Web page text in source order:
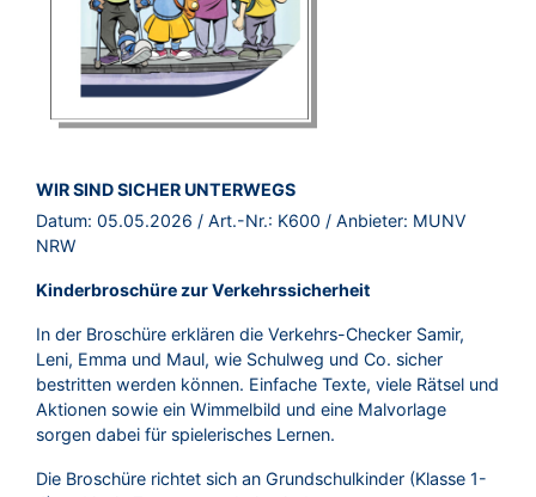
BROSCHÜRE:
WIR SIND SICHER UNTERWEGS
Datum: 05.05.2026 / Art.-Nr.: K600 / Anbieter: MUNV
NRW
Kinderbroschüre zur Verkehrssicherheit
In der Broschüre erklären die Verkehrs-Checker Samir,
Leni, Emma und Maul, wie Schulweg und Co. sicher
bestritten werden können. Einfache Texte, viele Rätsel und
Aktionen sowie ein Wimmelbild und eine Malvorlage
sorgen dabei für spielerisches Lernen.
Die Broschüre richtet sich an Grundschulkinder (Klasse 1-